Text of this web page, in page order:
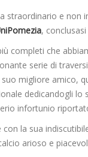
straordinario e non
,
completi che
serie di
migliore amico,
dedicandogli
infortunio
la sua
arioso e